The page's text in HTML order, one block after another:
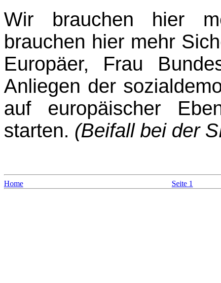
Wir brauchen hier
brauchen hier mehr
Europäer, Frau
Anliegen der
auf europäischer
starten. (Beifall bei der
Home Seite 1